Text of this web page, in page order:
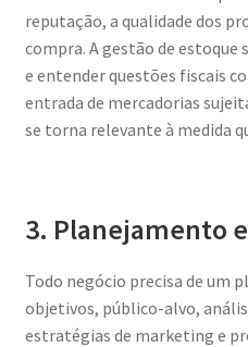
reputação, a qualidade dos
compra. A gestão de estoque
e entender questões fiscais
entrada de mercadorias
se torna relevante à medida
3. Planejamento
Todo negócio precisa de um
objetivos, público-alvo,
estratégias de marketing e